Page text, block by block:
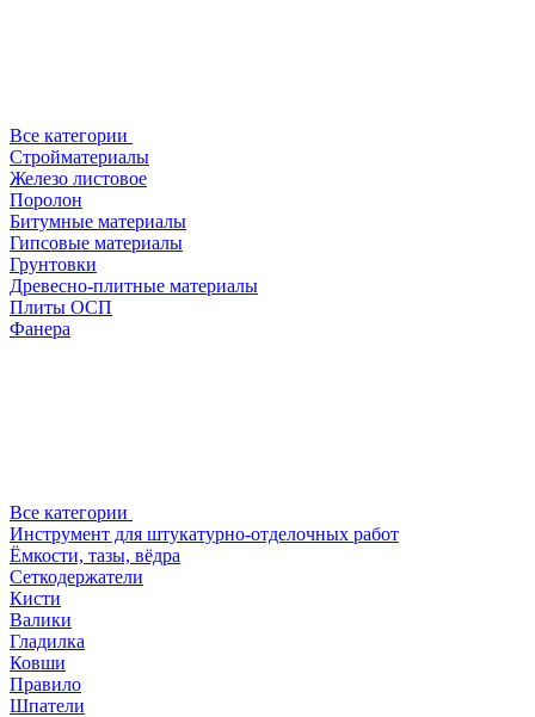
Все категории
Стройматериалы
Железо листовое
Поролон
Битумные материалы
Гипсовые материалы
Грунтовки
Древесно-плитные материалы
Плиты ОСП
Фанера
Все категории
Инструмент для штукатурно-отделочных работ
Ёмкости, тазы, вёдра
Сеткодержатели
Кисти
Валики
Гладилка
Ковши
Правило
Шпатели